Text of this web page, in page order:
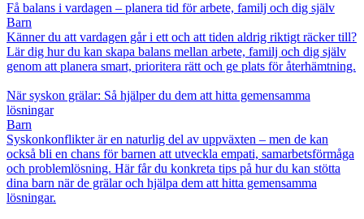
Få balans i vardagen – planera tid för arbete, familj och dig själv
Barn
Känner du att vardagen går i ett och att tiden aldrig riktigt räcker till?
Lär dig hur du kan skapa balans mellan arbete, familj och dig själv
genom att planera smart, prioritera rätt och ge plats för återhämtning.
När syskon grälar: Så hjälper du dem att hitta gemensamma
lösningar
Barn
Syskonkonflikter är en naturlig del av uppväxten – men de kan
också bli en chans för barnen att utveckla empati, samarbetsförmåga
och problemlösning. Här får du konkreta tips på hur du kan stötta
dina barn när de grälar och hjälpa dem att hitta gemensamma
lösningar.